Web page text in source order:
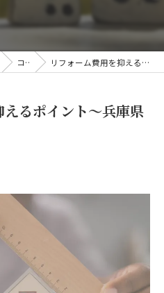
コラム リフォーム費用を抑えるポイント～兵庫県伊丹市～
えるポイント～兵庫県